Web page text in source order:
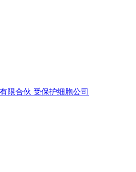
有限合伙 受保护细胞公司